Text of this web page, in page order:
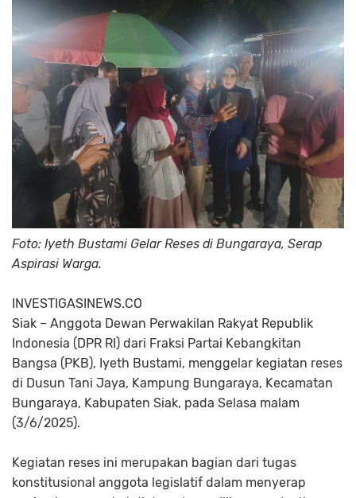
Foto: Iyeth Bustami Gelar Reses di Bungaraya, Serap
Aspirasi Warga.
INVESTIGASINEWS.CO
Siak – Anggota Dewan Perwakilan Rakyat Republik
Indonesia (DPR RI) dari Fraksi Partai Kebangkitan
Bangsa (PKB), Iyeth Bustami, menggelar kegiatan reses
di Dusun Tani Jaya, Kampung Bungaraya, Kecamatan
Bungaraya, Kabupaten Siak, pada Selasa malam
(3/6/2025).
Kegiatan reses ini merupakan bagian dari tugas
konstitusional anggota legislatif dalam menyerap